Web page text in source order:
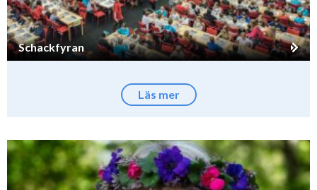
Schackfyran
Läs mer